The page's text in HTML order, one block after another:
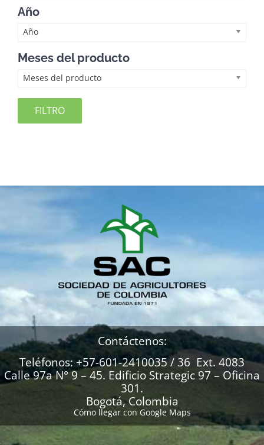
Año
Año
Meses del producto
Meses del producto
FILTRO
Contáctenos:
Teléfonos: +57-601-2410035 / 36 Ext. 4083
Calle 97a N° 9 – 45. Edificio Strategic 97 – Oficina
301.
Bogotá, Colombia
Cómo llegar con Google Maps